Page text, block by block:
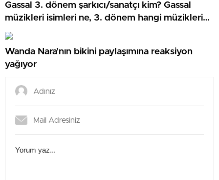
Gassal 3. dönem şarkıcı/sanatçı kim? Gassal
müzikleri isimleri ne, 3. dönem hangi müzikleri
söyledi?
Wanda Nara’nın bikini paylaşımına reaksiyon
yağıyor